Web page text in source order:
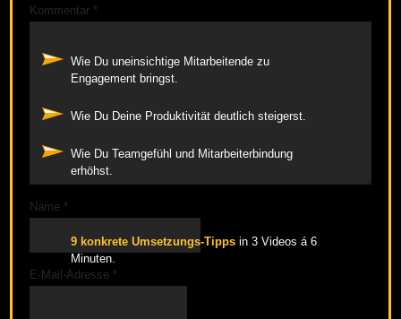
Kommentar *
Name *
E-Mail-Adresse *
Wie Du uneinsichtige Mitarbeitende zu
Engagement bringst.
Wie Du Deine Produktivität deutlich steigerst.
Wie Du Teamgefühl und Mitarbeiterbindung
erhöhst.
9 konkrete Umsetzungs-Tippsin 3 Videos á 6
Minuten.